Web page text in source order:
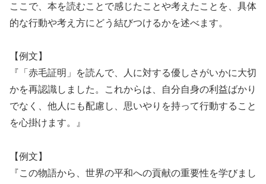
ここで、本を読むことで感じたことや考えたことを、具体
的な行動や考え方にどう結びつけるかを述べます。
【例文】
『「赤毛証明」を読んで、人に対する優しさがいかに大切
かを再認識しました。これからは、自分自身の利益ばかり
でなく、他人にも配慮し、思いやりを持って行動すること
を心掛けます。』
【例文】
『この物語から、世界の平和への貢献の重要性を学びまし